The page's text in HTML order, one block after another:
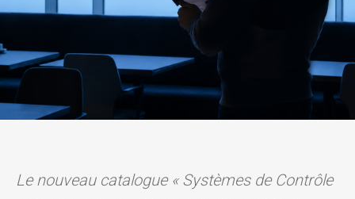
Le nouveau catalogue « Systèmes de Contrôle